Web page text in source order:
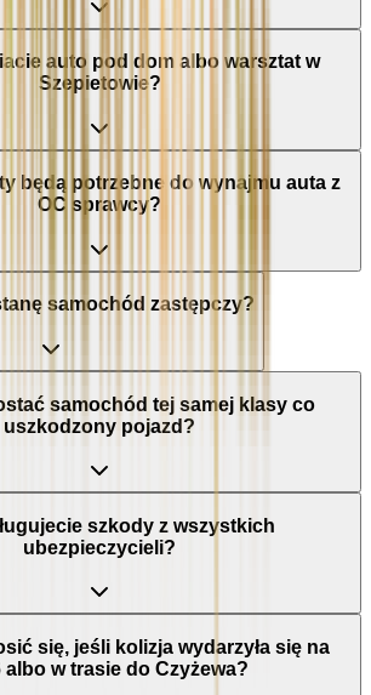
auto pod dom albo warsztat w
Szepietowie?
będą potrzebne do wynajmu auta z
OC sprawcy?
samochód zastępczy?
samochód tej samej klasy co
uszkodzony pojazd?
szkody z wszystkich
ubezpieczycieli?
się, jeśli kolizja wydarzyła się na
albo w trasie do Czyżewa?